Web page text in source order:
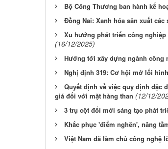
Bộ Công Thương ban hành kế
Đồng Nai: Xanh hóa sản xuất
Xu hướng phát triển công
(16/12/2025)
Hướng tới xây dựng ngành công
Nghị định 319: Cơ hội mở lối
Quyết định về việc quy định đặc
giá đối với mặt hàng than (12/12/
3 trụ cột đổi mới sáng tạo phát
Khắc phục 'điểm nghẽn', nâng
Việt Nam đã làm chủ công nghệ